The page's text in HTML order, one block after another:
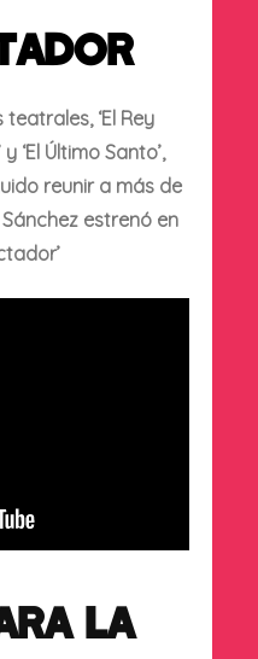
‘El Rey
‘El Último Santo’,
reunir a más de
estrenó en
LA